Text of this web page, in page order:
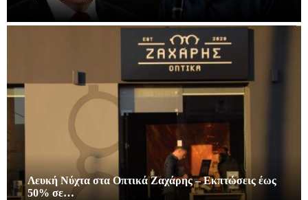
Λευκή Νύχτα στα Οπτικά Ζαχάρης – Εκπτώσεις έως
50% σε…